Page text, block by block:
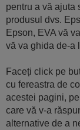
pentru a vă ajuta
produsul dvs.
Epson, EVA vă
vă va ghida de-a
Faceți click pe
cu fereastra de
acestei pagini,
care vă v-a
alternative de a